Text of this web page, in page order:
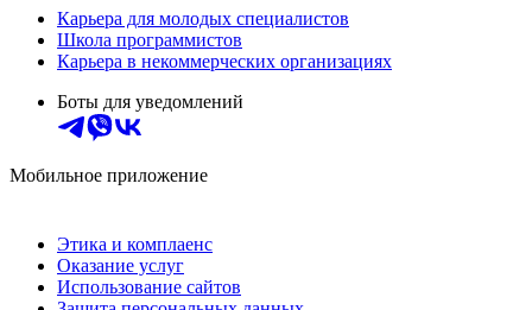
Карьера для молодых специалистов
Школа программистов
Карьера в некоммерческих организациях
Боты для уведомлений
Мобильное приложение
Этика и комплаенс
Оказание услуг
Использование сайтов